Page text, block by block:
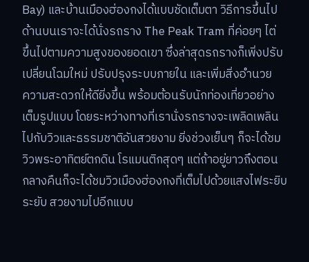
Bay) และบ้านเมืองฮ่องกงได้แบบชัดเต็มตา วิธีการขึ้นไป
ด้านบนเราจะได้นั่งรถราง The Peak Tram ที่ค่อยๆ ไต่
ขึ้นไปตามความสูงของยอดเขา ซึ่งล่าสุดรถรางก็เพิ่งปรับ
เปลี่ยนโฉมใหม่ ปรับปรุงระบบภายใน และเพิ่มสิ่งอำนวย
ความสะดวกให้ดียิ่งขึ้น พร้อมต้อนรับนักท่องเที่ยวอย่าง
เต็มรูปแบบ โดยระหว่างทางที่เรานั่งรถรางจะเพลิดเพลิน
ไปกับวิวและธรรมชาติอันสวยงาม ยิ่งช่วงเย็นๆ ก็จะได้ชม
วิวพระอาทิตย์ตกดิน โรแมนติกสุดๆ แต่ถ้าอยู่ยาวถึงตอน
กลางคืนก็จะได้ชมวิวเมืองฮ่องกงที่เต็มไปด้วยแสงไฟระยิบ
ระยับ สวยงามไปอีกแบบ